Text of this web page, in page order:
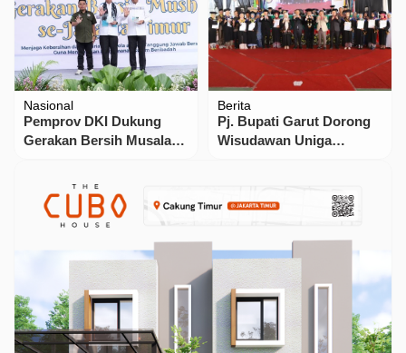
Nasional
Pemprov DKI Dukung
Gerakan Bersih Musala
Berita
Pj. Bupati Garut Dorong
Wisudawan Uniga